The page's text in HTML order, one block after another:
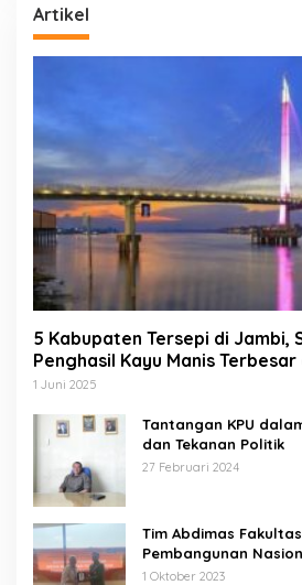
Artikel
5 Kabupaten Tersepi di Jambi,
Penghasil Kayu Manis Terbesar
1 Juni 2025
Tantangan KPU
dan Tekanan Politik
27 Februari 2024
Tim Abdimas
Pembangunan
Melakukan
1 Oktober 2023